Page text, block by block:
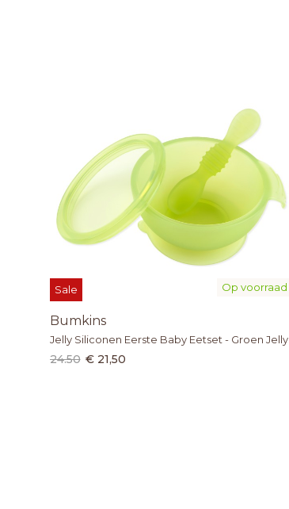
Op voorraad
Sale
Bumkins
Jelly Siliconen Eerste Baby Eetset - Groen Jelly
24.50 € 21,50